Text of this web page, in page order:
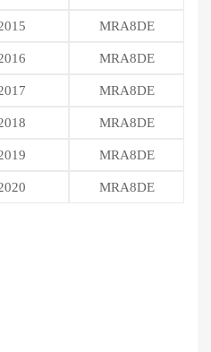
MRA8DE
MRA8DE
MRA8DE
MRA8DE
MRA8DE
MRA8DE